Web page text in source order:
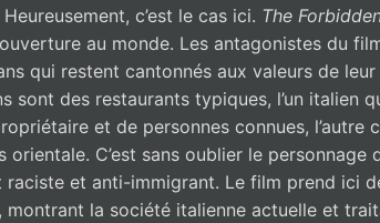
c’est le cas ici. The
au monde. Les antagonistes du
qui restent cantonnés aux valeurs de
sont des restaurants typiques, l’un italien
et de personnes connues, l’autre
orientale. C’est sans oublier le personnage
raciste et anti-immigrant. Le film prend ici
montrant la société italienne actuelle et